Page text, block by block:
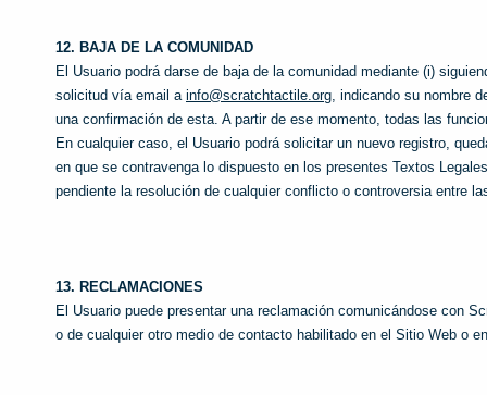
12. BAJA DE LA COMUNIDAD
El Usuario podrá darse de baja de la comunidad mediante (i)
solicitud vía email a info@scratchtactile.org, indicando su nombre
una confirmación de esta. A partir de ese momento, todas las
En cualquier caso, el Usuario podrá solicitar un nuevo registro,
en que se contravenga lo dispuesto en los presentes Textos
pendiente la resolución de cualquier conflicto o controversia entre
13. RECLAMACIONES
El Usuario puede presentar una reclamación comunicándose con
o de cualquier otro medio de contacto habilitado en el Sitio Web o